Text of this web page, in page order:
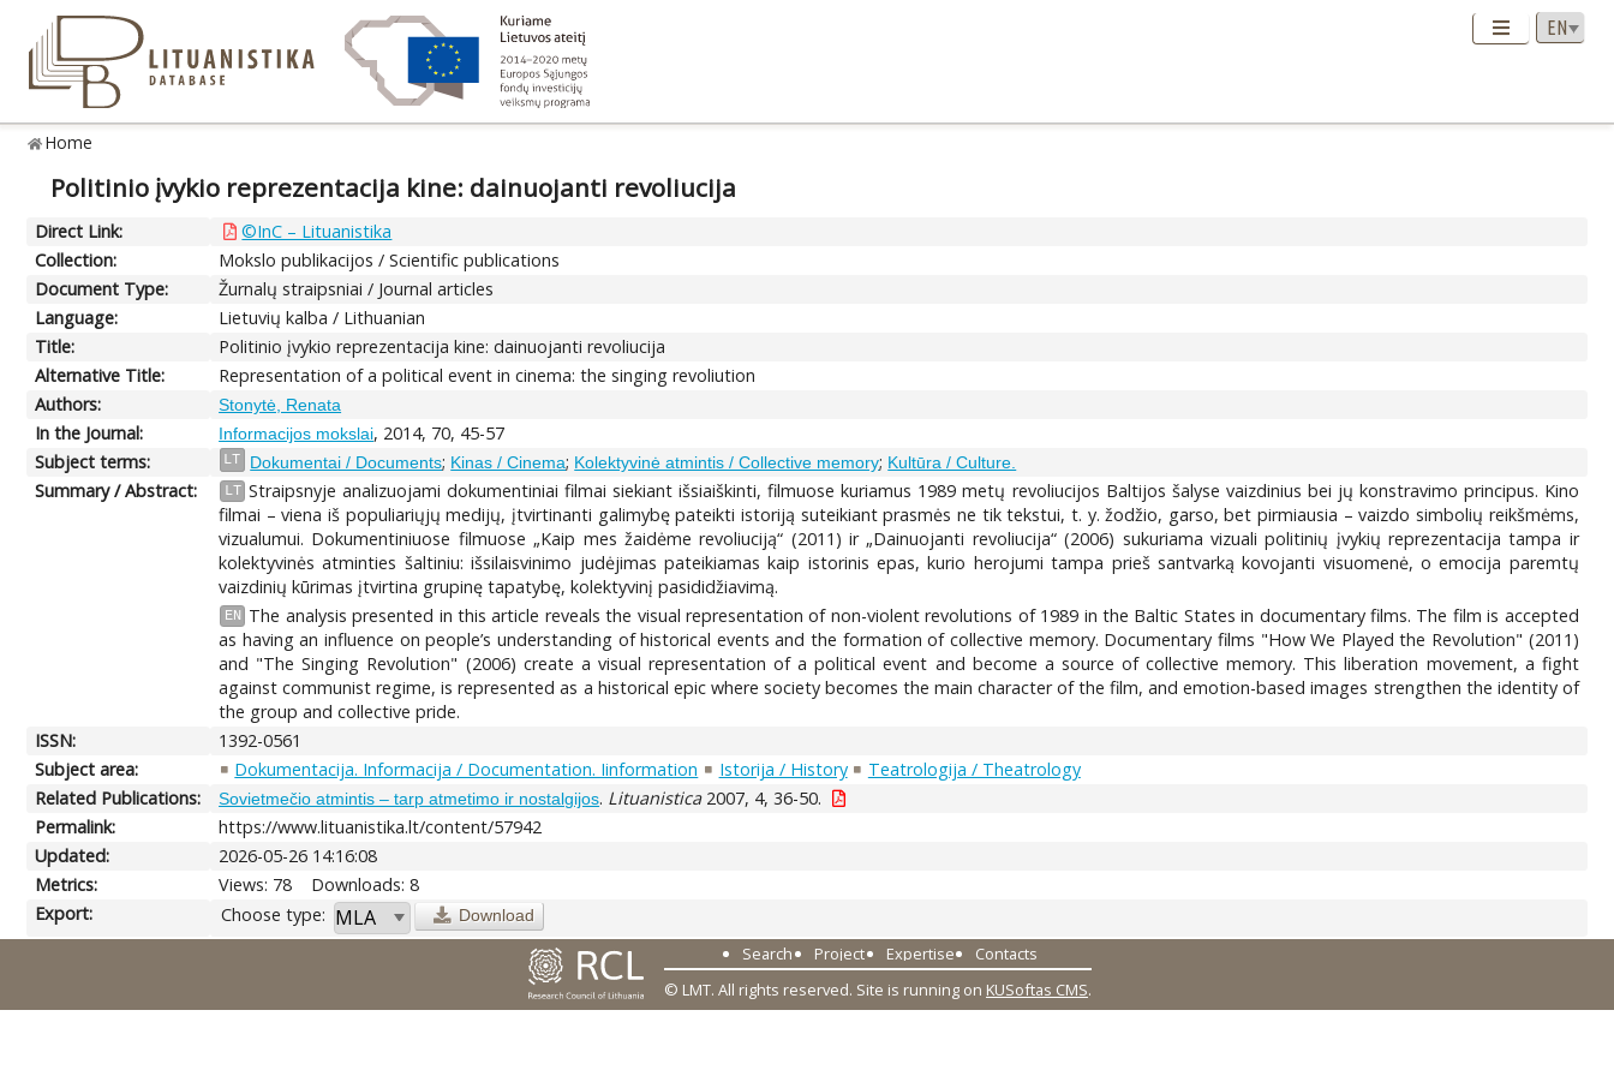
Home
Politinio įvykio reprezentacija kine: dainuojanti revoliucija
Direct Link:
©InC – Lituanistika
Collection:
Mokslo publikacijos / Scientific publications
Document Type:
Žurnalų straipsniai / Journal articles
Language:
Lietuvių kalba / Lithuanian
Title:
Politinio įvykio reprezentacija kine: dainuojanti revoliucija
Alternative Title:
Representation of a political event in cinema: the singing revoliution
Authors:
Stonytė, Renata
In the Journal: Informacijos mokslai, 2014, 70, 45-57
Subject terms:
LT Dokumentai / Documents; Kinas / Cinema; Kolektyvinė atmintis / Collective memory; Kultūra / Culture.
Summary / Abstract: LT Straipsnyje analizuojami dokumentiniai filmai siekiant išsiaiškinti, filmuose kuriamus 1989 metų revoliucijos Baltijos šalyse vaizdinius bei jų konstravimo principus. Kino
filmai – viena iš populiariųjų medijų, įtvirtinanti galimybę pateikti istoriją suteikiant prasmės ne tik tekstui, t. y. žodžio, garso, bet pirmiausia – vaizdo simbolių reikšmėms,
vizualumui. Dokumentiniuose filmuose „Kaip mes žaidėme revoliuciją“ (2011) ir „Dainuojanti revoliucija“ (2006) sukuriama vizuali politinių įvykių reprezentacija tampa ir
kolektyvinės atminties šaltiniu: išsilaisvinimo judėjimas pateikiamas kaip istorinis epas, kurio herojumi tampa prieš santvarką kovojanti visuomenė, o emocija paremtų
vaizdinių kūrimas įtvirtina grupinę tapatybę, kolektyvinį pasididžiavimą.
EN
The analysis presented in this article reveals the visual representation of non-violent revolutions of 1989 in the Baltic States in documentary films. The film is accepted
as having an influence on people’s understanding of historical events and the formation of collective memory. Documentary films "How We Played the Revolution" (2011)
and "The Singing Revolution" (2006) create a visual representation of a political event and become a source of collective memory. This liberation movement, a fight
against communist regime, is represented as a historical epic where society becomes the main character of the film, and emotion-based images strengthen the identity of
the group and collective pride.
ISSN:
1392-0561
Subject area:
Dokumentacija. Informacija / Documentation. Iinformation Istorija / History
Teatrologija / Theatrology
Related Publications:
Sovietmečio atmintis – tarp atmetimo ir nostalgijos. Lituanistica2007, 4, 36-50.
Permalink:
https://www.lituanistika.lt/content/57942
Updated:
2026-05-26 14:16:08
Metrics:
Views: 78
Downloads: 8
Export:
Choose type: Download
Search Project Expertise
Contacts
© LMT. All rights reserved. Site is running on KUSoftas CMS.